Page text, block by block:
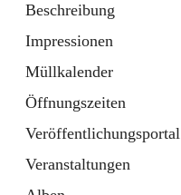
Beschreibung
Impressionen
Müllkalender
Öffnungszeiten
Veröffentlichungsportal
Veranstaltungen
1 Schnellzugriff
Bürgerservice
10 Schnellzugriffe